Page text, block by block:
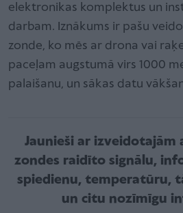
elektronikas komplektus un
darbam. Iznākums ir pašu
zonde, ko mēs ar drona vai
paceļam augstumā virs 1000
palaišanu, un sākas datu
Jaunieši ar
zondes raidīto signālu,
spiedienu, temperatūru,
un citu nozīmīgu